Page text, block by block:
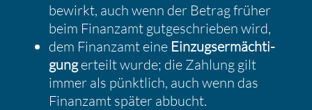
bewirkt, auch wenn der Betrag früher
beim Finanzamt gutge­schrieben wird,
dem Finanzamt eine Einzugs­er­mäch­ti­
gungerteilt wurde; die Zahlung gilt
immer als pünkt­lich, auch wenn das
Finanzamt später abbucht.